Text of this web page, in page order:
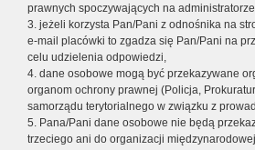
prawnych spoczywających na
3. jeżeli korzysta Pan/Pani z odnośnika na
e-mail placówki to zgadza się Pan/Pani na
celu udzielenia odpowiedzi,
4. dane osobowe mogą być przekazywane
organom ochrony prawnej (Policja,
samorządu terytorialnego w związku z
5. Pana/Pani dane osobowe nie będą
trzeciego ani do organizacji